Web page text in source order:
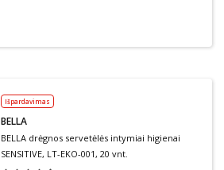
Išpardavimas
BELLA
BELLA drėgnos servetėlės intymiai higienai
SENSITIVE, LT-EKO-001, 20 vnt.